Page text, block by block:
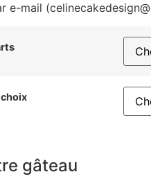
e-mail
gâteau